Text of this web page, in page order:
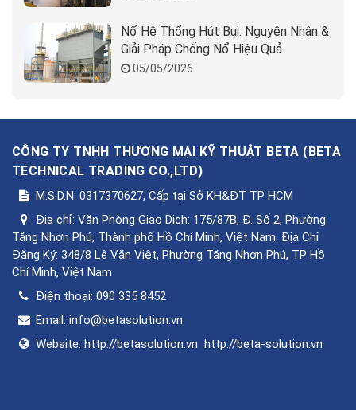
Nổ Hệ Thống Hút Bụi: Nguyên Nhân &
Giải Pháp Chống Nổ Hiệu Quả
05/05/2026
CÔNG TY TNHH THƯƠNG MẠI KỸ THUẬT BETA (BETA
TECHNICAL TRADING CO.,LTD)
M.S.D.N: 0317370627, Cấp tại Sở KH&ĐT TP HCM
Địa chỉ: Văn Phòng Giao Dịch: 175/87B, Đ. Số 2, Phường
Tăng Nhơn Phú, Thành phố Hồ Chí Minh, Việt Nam. Địa Chỉ
Đăng Ký: 348/8 Lê Văn Việt, Phường Tăng Nhơn Phú, TP Hồ
Chí Minh, Việt Nam
Điện thoại: 090 335 8452
Email: info@betasolution.vn
Website: http://betasolution.vn http://beta-solution.vn